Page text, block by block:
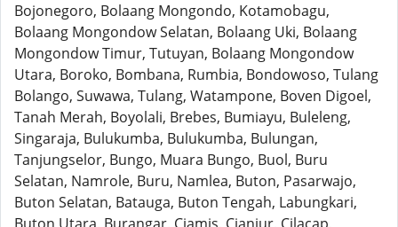
Bojonegoro, Bolaang Mongondo, Kotamobagu,
Bolaang Mongondow Selatan, Bolaang Uki, Bolaang
Mongondow Timur, Tutuyan, Bolaang Mongondow
Utara, Boroko, Bombana, Rumbia, Bondowoso, Tulang
Bolango, Suwawa, Tulang, Watampone, Boven Digoel,
Tanah Merah, Boyolali, Brebes, Bumiayu, Buleleng,
Singaraja, Bulukumba, Bulukumba, Bulungan,
Tanjungselor, Bungo, Muara Bungo, Buol, Buru
Selatan, Namrole, Buru, Namlea, Buton, Pasarwajo,
Buton Selatan, Batauga, Buton Tengah, Labungkari,